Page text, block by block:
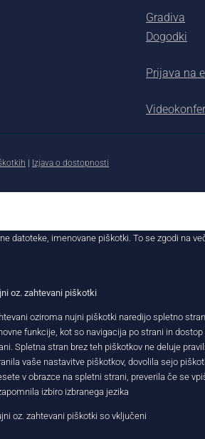
Gradiva
Dogodki
Prijava na
| Izjava o dostopnosti
datoteke, imenovane piškotki. To se zgodi na
oz. zahtevani piškotki
oziroma nujni piškotki naredijo spletno
funkcije, kot so navigacija po strani in
Spletna stran brez teh piškotkov ne deluje
vaše nastavitve piškotkov, dovolila sejo
v obrazce na spletni strani, preverila če se
izbiro izbranega jezika
oz. zahtevani piškotki so vključeni